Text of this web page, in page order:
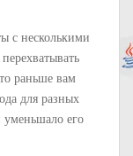
с несколькими
раньше вам
для разных
его